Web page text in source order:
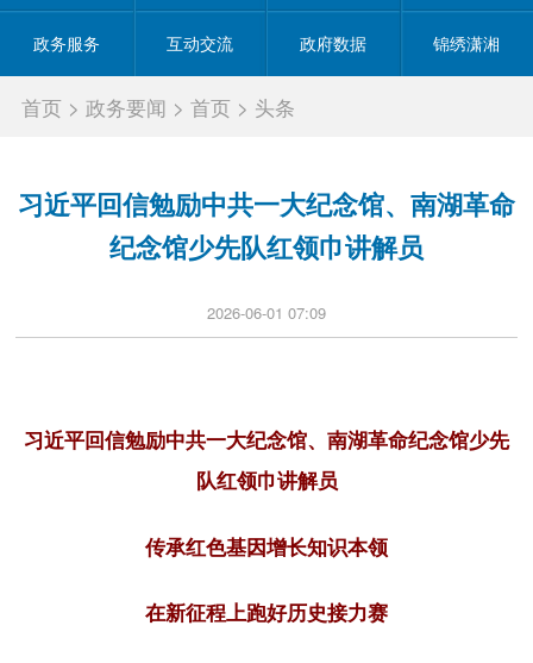
政务服务 互动交流 政府数据 锦绣潇湘
首页 >政务要闻 >首页 > 头条
习近平回信勉励中共一大纪念馆、南湖革命
纪念馆少先队红领巾讲解员
2026-06-01 07:09
习近平回信勉励中共一大纪念馆、南湖革命纪念馆少先
队红领巾讲解员
传承红色基因增长知识本领
在新征程上跑好历史接力赛